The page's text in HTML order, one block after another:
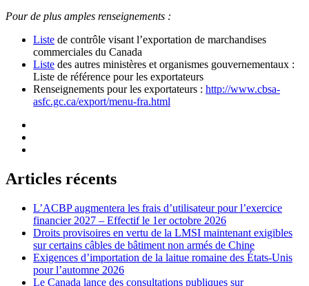
Pour de plus amples renseignements :
Liste de contrôle visant l’exportation de marchandises
commerciales du Canada
Liste des autres ministères et organismes gouvernementaux :
Liste de référence pour les exportateurs
Renseignements pour les exportateurs : http://www.cbsa-
asfc.gc.ca/export/menu-fra.html
Articles récents
L’ACBP augmentera les frais d’utilisateur pour l’exercice
financier 2027 – Effectif le 1er octobre 2026
Droits provisoires en vertu de la LMSI maintenant exigibles
sur certains câbles de bâtiment non armés de Chine
Exigences d’importation de la laitue romaine des États-Unis
pour l’automne 2026
Le Canada lance des consultations publiques sur